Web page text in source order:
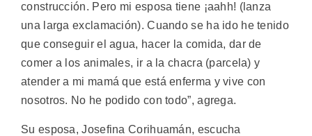
construcción. Pero mi esposa tiene ¡aahh! (lanza
una larga exclamación). Cuando se ha ido he tenido
que conseguir el agua, hacer la comida, dar de
comer a los animales, ir a la chacra (parcela) y
atender a mi mamá que está enferma y vive con
nosotros. No he podido con todo”, agrega.
Su esposa, Josefina Corihuamán, escucha